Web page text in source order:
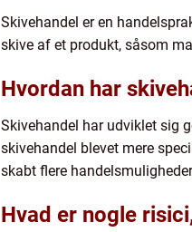
Skivehandel er en
skive af et produkt, såsom
Hvordan har
Skivehandel har udviklet sig
skivehandel blevet mere
skabt flere
Hvad er nogle